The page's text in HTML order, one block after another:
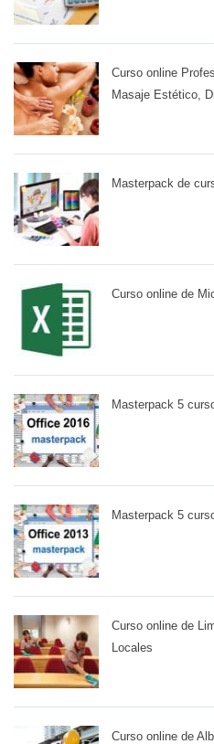
Curso online
Masaje Estético,
Masterpack de
Curso online de
Masterpack 5
Masterpack 5
Curso online de
Locales
Curso online de